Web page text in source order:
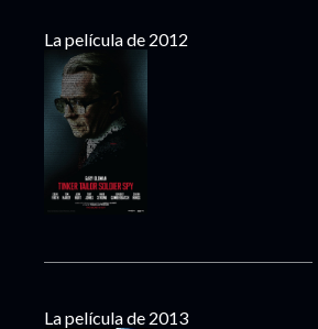
La película de 2012
La película de 2013